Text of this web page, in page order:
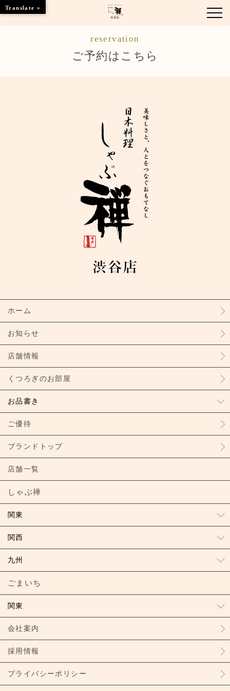
店舗情報
ご優待
ブランドトップ
ご予約はこちら
reservation
ご予約はこちら
ホーム
お知らせ
店舗情報
くつろぎのお部屋
お品書き
ご優待
ブランドトップ
店舗一覧
しゃぶ禅
関東
関西
九州
ごまいち
関東
会社案内
採用情報
プライバシーポリシー
Translate »